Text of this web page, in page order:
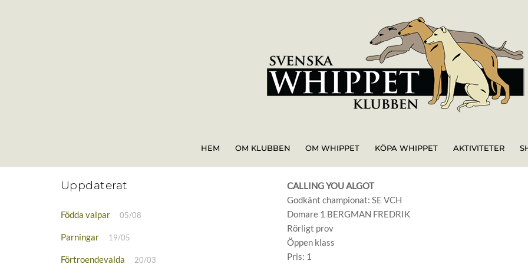
HEM OM KLUBBEN OM WHIPPET KÖPA WHIPPET AKTIVITETER
Uppdaterat
Födda valpar 05/08
Parningar 19/05
Förtroendevalda 20/03
CALLING YOU ALGOT
Godkänt championat: SE VCH
Domare 1 BERGMAN FREDRIK
Rörligt prov
Öppen klass
Pris: 1